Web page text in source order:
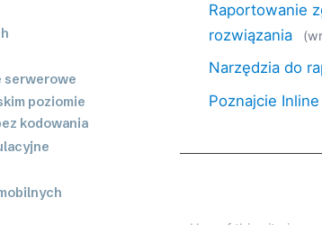
serwerowe
poziomie
kodowania
Raportowanie
rozwiązania
Narzędzia do
Poznajcie